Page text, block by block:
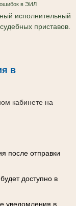
в ЭИЛ
исполнительный
приставов.
в
кабинете на
после отправки
доступно в
уведомления в